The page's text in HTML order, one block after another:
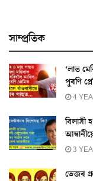
সাম্প্ৰতিক
‘লাভ
পুৰণি
4
বিলাসী
3
তেজৰ